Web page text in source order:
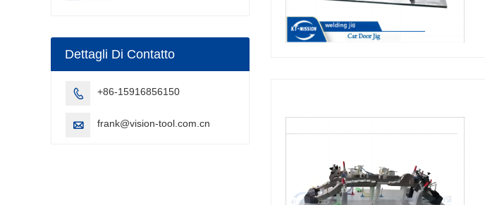
Dettagli Di Contatto
 +86-15916856150
 frank@vision-tool.com.cn